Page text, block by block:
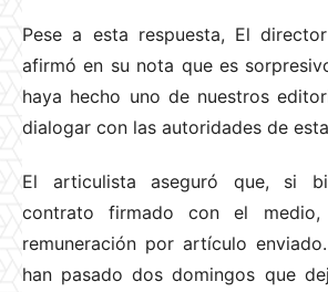
Pese a esta respuesta, El
afirmó en su nota que es
haya hecho uno de nuestros
dialogar con las autoridades de
El articulista aseguró que, si
contrato firmado con el
remuneración por artículo
han pasado dos domingos que